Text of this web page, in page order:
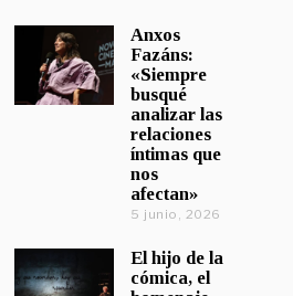
Anxos
Fazáns:
«Siempre
busqué
analizar las
relaciones
íntimas que
nos
afectan»
5 junio, 2026
El hijo de la
cómica, el